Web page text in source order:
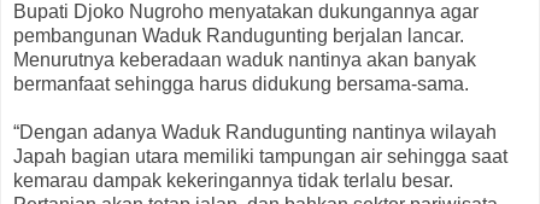
Bupati Djoko Nugroho menyatakan dukungannya agar
pembangunan Waduk Randugunting berjalan lancar.
Menurutnya keberadaan waduk nantinya akan banyak
bermanfaat sehingga harus didukung bersama-sama.
“Dengan adanya Waduk Randugunting nantinya wilayah
Japah bagian utara memiliki tampungan air sehingga saat
kemarau dampak kekeringannya tidak terlalu besar.